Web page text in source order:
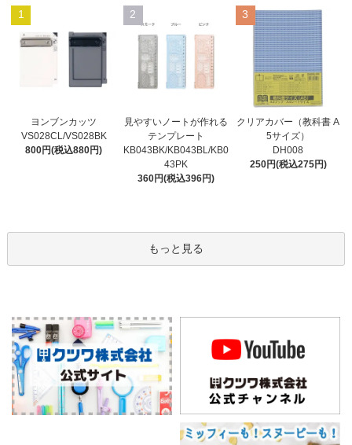
1
ヨンブンカッツ
VS028CL/VS028BK
800円(税込880円)
2
見やすいノートが作れる
テンプレート
KB043BK/KB043BL/KB0
43PK
360円(税込396円)
3
クリアカバー（教科書 A
5サイズ）
DH008
250円(税込275円)
もっと見る